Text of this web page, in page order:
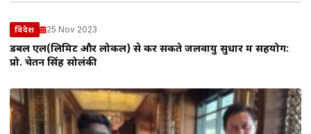
विदेश 25 Nov 2023
डबल एल(लिमिट और लोकल) से कर सकते जलवायु सुधार में सहयोग:
प्रो. चेतन सिंह सोलंकी